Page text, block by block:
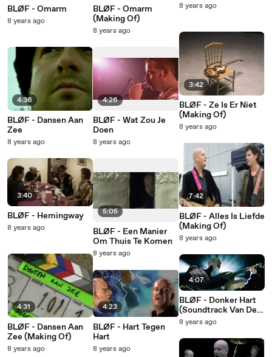
BLØF - Omarm
8 years ago
4:36
BLØF - Dansen Aan
Zee
8 years ago
3:40
BLØF - Hemingway
8 years ago
4:31
BLØF - Dansen Aan
Zee (Making Of)
8 years ago
BLØF - Omarm
(Making Of)
8 years ago
4:26
BLØF - Wat Zou Je
Doen
8 years ago
5:05
BLØF - Een Manier
Om Thuis Te Komen
8 years ago
4:23
BLØF - Hart Tegen
Hart
8 years ago
8 years ago
3:42
BLØF - Ze Is Er Niet
(Making Of)
8 years ago
7:42
BLØF - Alles Is Liefde
(Making Of)
8 years ago
4:07
BLØF - Donker Hart
(Soundtrack Van De
Film ‘Een Manier Om
Live)
8 years ago